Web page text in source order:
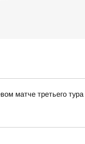
матче третьего